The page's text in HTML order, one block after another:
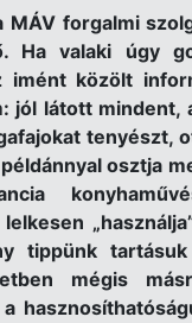
MÁV forgalmi
Ha valaki úgy
imént közölt
jól látott mindent,
tenyészt,
osztja
tippünk
mégis